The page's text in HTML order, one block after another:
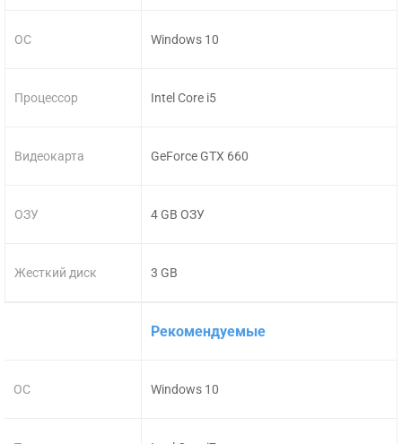
ОС
Процессор
Видеокарта
ОЗУ
Жесткий диск
Windows 10
Intel Core i5
GeForce GTX 660
4 GB ОЗУ
3 GB
ОС
Рекомендуемые
Windows 10